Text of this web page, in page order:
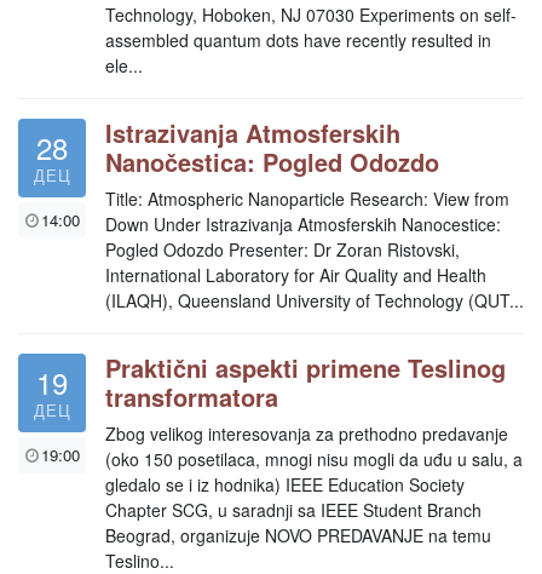
Technology, Hoboken, NJ 07030 Experiments on self-
assembled quantum dots have recently resulted in
ele...
28
ДЕЦ
14:00
Istrazivanja Atmosferskih
Nanočestica: Pogled Odozdo
Title: Atmospheric Nanoparticle Research: View from
Down Under Istrazivanja Atmosferskih Nanocestice:
Pogled Odozdo Presenter: Dr Zoran Ristovski,
International Laboratory for Air Quality and Health
(ILAQH), Queensland University of Technology (QUT...
19
ДЕЦ
19:00
Praktični aspekti primene Teslinog
transformatora
Zbog velikog interesovanja za prethodno predavanje
(oko 150 posetilaca, mnogi nisu mogli da uđu u salu, a
gledalo se i iz hodnika) IEEE Education Society
Chapter SCG, u saradnji sa IEEE Student Branch
Beograd, organizuje NOVO PREDAVANJE na temu
Teslino...